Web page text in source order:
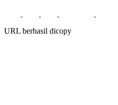
URL berhasil dicopy